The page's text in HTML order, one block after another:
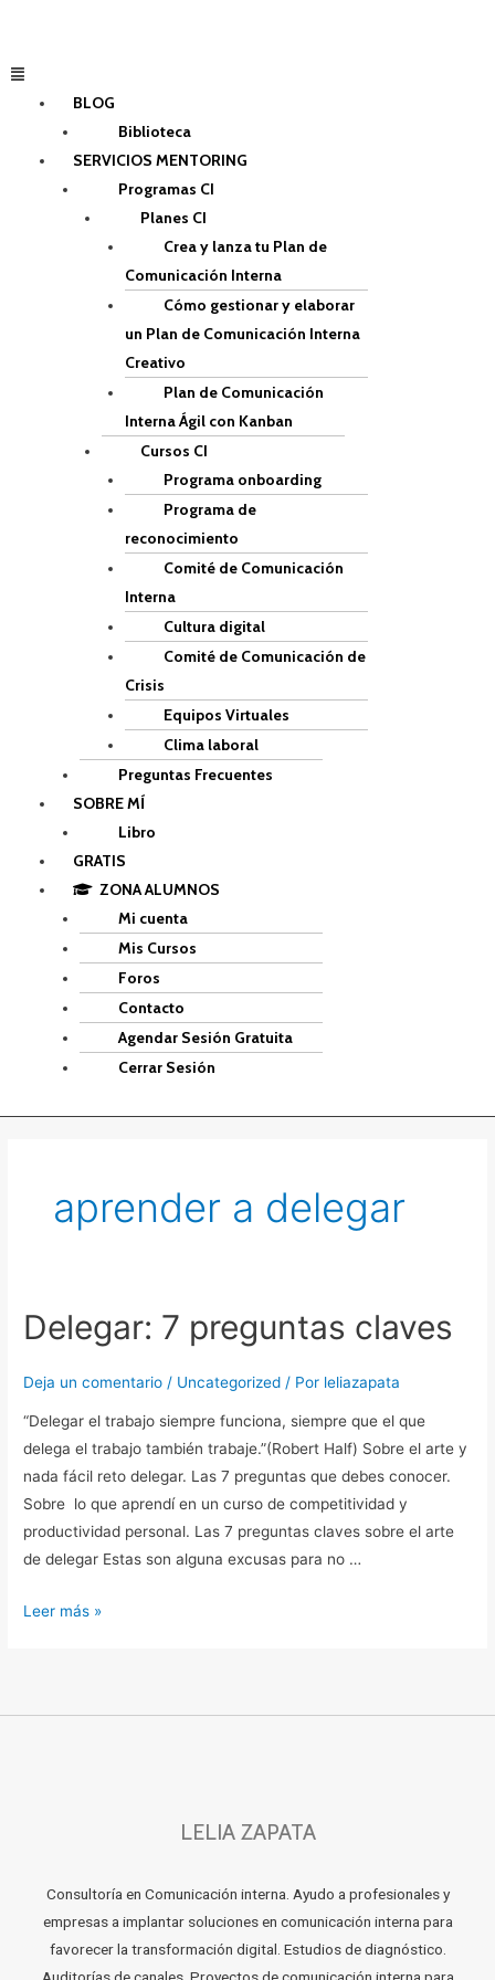
contenido
Menú
BLOG
Biblioteca
SERVICIOS MENTORING
Programas CI
Planes CI
Crea y lanza tu Plan de
Comunicación Interna
Cómo gestionar y elaborar
un Plan de Comunicación Interna
Creativo
Plan de Comunicación
Interna Ágil con Kanban
Cursos CI
Programa onboarding
Programa de
reconocimiento
Comité de Comunicación
Interna
Cultura digital
Comité de Comunicación de
Crisis
Equipos Virtuales
Clima laboral
Preguntas Frecuentes
SOBRE MÍ
Libro
GRATIS
ZONA ALUMNOS
Mi cuenta
Mis Cursos
Foros
Contacto
Agendar Sesión Gratuita
Cerrar Sesión
aprender a delegar
Delegar: 7 preguntas claves
Deja un comentario / Uncategorized / Por leliazapata
“Delegar el trabajo siempre funciona, siempre que el que
delega el trabajo también trabaje.”(Robert Half) Sobre el arte y
nada fácil reto delegar. Las 7 preguntas que debes conocer.
Sobre lo que aprendí en un curso de competitividad y
productividad personal. Las 7 preguntas claves sobre el arte
de delegar Estas son alguna excusas para no …
Delegar:
7
preguntas
Leer más »
LELIA ZAPATA
Consultoría en Comunicación interna. Ayudo a profesionales y
empresas a implantar soluciones en comunicación interna para
favorecer la transformación digital. Estudios de diagnóstico.